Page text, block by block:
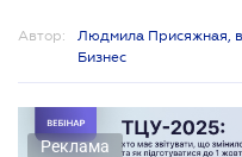
Автор:
Людмила Присяжная,
Бизнес
Реклама